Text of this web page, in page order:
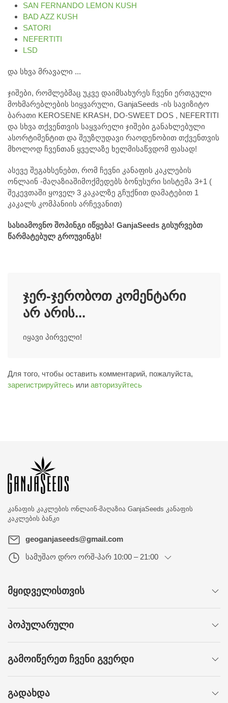
SAN FERNANDO LEMON KUSH
BAD AZZ KUSH
SATORI
NEFERTITI
LSD
და სხვა მრავალი ...
ჯიშები, რომლებმაც უკვე დაიმსახურეს ჩვენი ერთგული
მოხმარებლების სიყვარული, GanjaSeeds -ის სავიზიტო
ბარათი KEROSENE KRASH, DO-SWEET DOS , NEFERTITI
და სხვა თქვენთვის საყვარელი ჯიშები განახლებული
ასორტიმენტით და შეუზღუდავი რაოდენობით თქვენთვის
მხოლოდ ჩვენთან ყველაზე ხელმისაწვდომ ფასად!
ასევე შეგახსენებთ, რომ ჩევნი კანაფის კაკლების
ონლაინ -მაღაზიაშიმოქმედებს ბონუსური სისტემა 3+1 (
შეკევთაში ყოველ 3 კაკალზე გჩუქნით დამატებით 1
კაკალს კომპანიის არჩევანით)
სასიამოვნო შოპინგი იწყება! GanjaSeeds გისურვებთ
წარმატებულ გროუვინგს!
ჯერ-ჯერობოთ კომენტარი
არ არის...
იყავი პირველი!
Для того, чтобы оставить комментарий, пожалуйста,
зарегистрируйтесь или авторизуйтесь
კანაფის კაკლების ონლაინ-მაღაზია GanjaSeeds კანაფის
კაკლების ბანკი
geoganjaseeds@gmail.com
სამუშაო დრო ორშ-პარ 10:00 – 21:00
ᲛᲧᲘᲓᲕᲔᲚᲘᲡᲗᲕᲘᲡ
ᲞᲝᲞᲣᲚᲐᲠᲣᲚᲘ
ᲒᲐᲛᲝᲘᲬᲔᲠᲔᲗ ᲩᲕᲔᲜᲘ ᲒᲕᲔᲠᲓᲘ
ᲒᲐᲓᲐᲮᲓᲐ